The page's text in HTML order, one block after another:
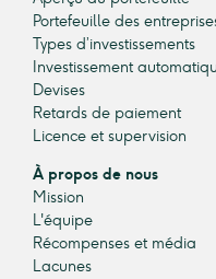
Portefeuille des
Types d’investissements
Investissement
Devises
Retards de paiement
Licence et supervision
À propos de nous
Mission
L'équipe
Récompenses et média
Lacunes